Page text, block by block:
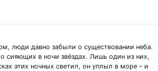
люди давно забыли о существовании неба.
сияющих в ночи звёздах. Лишь один из них,
этих ночных светил, он уплыл в море – и